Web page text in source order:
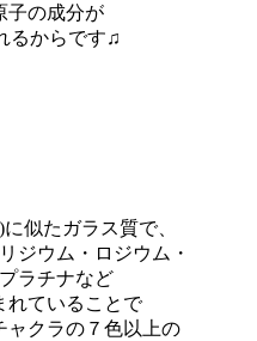
子の成分が
るからです♫
似たガラス質で、
ジウム・ロジウム・
ラチナなど
れていることで
ャクラの７色以上の